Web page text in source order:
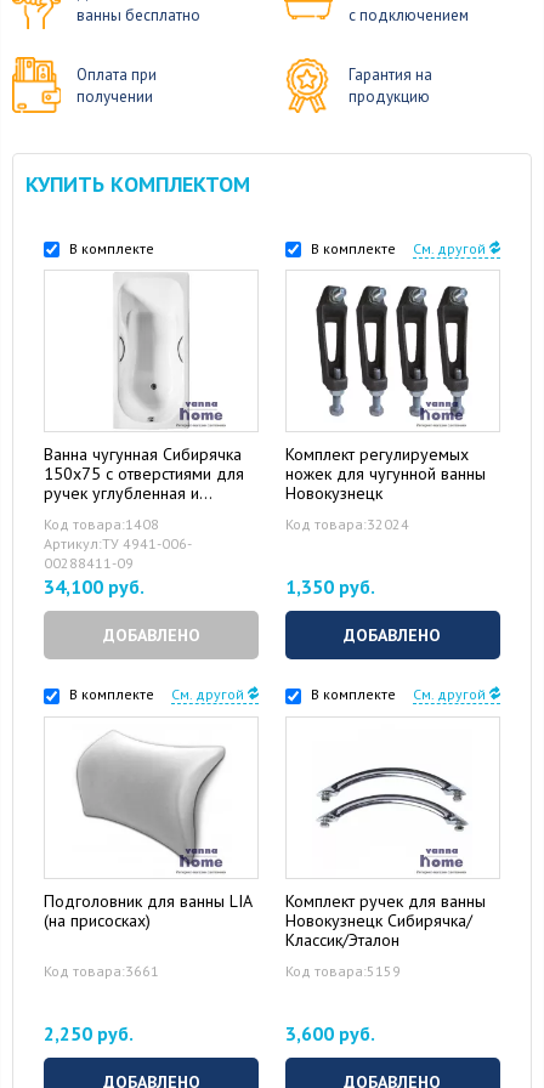
ванны бесплатно
с подключением
Оплата при
получении
Гарантия на
продукцию
КУПИТЬ КОМПЛЕКТОМ
В комплекте
Ванна чугунная Сибирячка
150х75 с отверстиями для
ручек углубленная и
Код товара:1408
Артикул:ТУ 4941-006-
00288411-09
34,100 руб.
ДОБАВЛЕНО
В комплекте См. другой
Комплект регулируемых
ножек для чугунной ванны
Новокузнецк
Код товара:32024
1,350 руб.
ДОБАВЛЕНО
В комплекте См. другой
Подголовник для ванны LIA
(на присосках)
Код товара:3661
2,250 руб.
ДОБАВЛЕНО
В комплекте См. другой
Комплект ручек для ванны
Новокузнецк Сибирячка/
Классик/Эталон
Код товара:5159
3,600 руб.
ДОБАВЛЕНО